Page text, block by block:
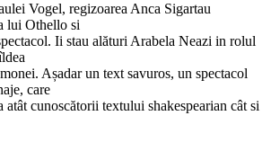
Vogel, regizoarea Anca Sigartau
lui Othello si
Ii stau alături Arabela Neazi in rolul
Așadar un text savuros, un spectacol
care
atât cunoscătorii textului shakespearian cât si